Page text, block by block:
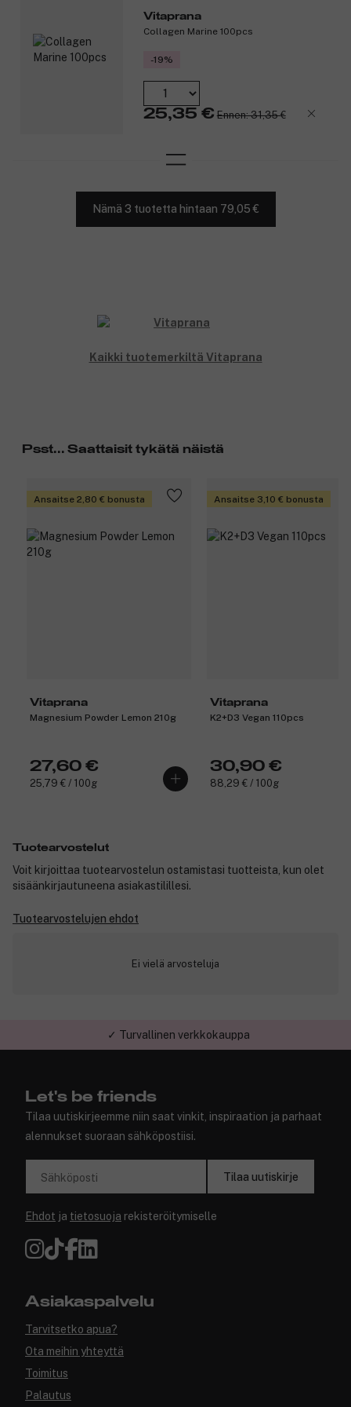
Vitaprana
Collagen Marine 100pcs
-19%
25,35 € Ennen: 31,35 €
Nämä 3 tuotetta hintaan 79,05 €
Kaikki tuotemerkiltä Vitaprana
Psst... Saattaisit tykätä näistä
Ansaitse 2,80 € bonusta
Vitaprana
Magnesium Powder Lemon 210g
27,60 €
25,79 € / 100g
Ansaitse 3,10 € bonusta
Vitaprana
K2+D3 Vegan 110pcs
30,90 €
88,29 € / 100g
Tuotearvostelut
Voit kirjoittaa tuotearvostelun ostamistasi tuotteista, kun olet
sisäänkirjautuneena asiakastilillesi.
Tuotearvostelujen ehdot
Ei vielä arvosteluja
✓ Turvallinen verkkokauppa
Let's be friends
Tilaa uutiskirjeemme niin saat vinkit, inspiraation ja parhaat
alennukset suoraan sähköpostiisi.
Sähköposti Tilaa uutiskirje
Ehdot ja tietosuoja rekisteröitymiselle
Asiakaspalvelu
Tarvitsetko apua?
Ota meihin yhteyttä
Toimitus
Palautus